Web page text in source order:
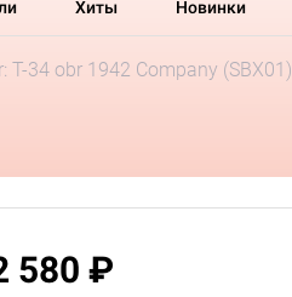
Хиты Новинки
T-34 obr 1942 Company (SBX01)
580 ₽